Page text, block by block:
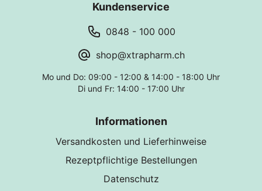
Kundenservice
0848 - 100 000
shop@xtrapharm.ch
Mo und Do: 09:00 - 12:00 & 14:00 - 18:00 Uhr
Di und Fr: 14:00 - 17:00 Uhr
Informationen
Versandkosten und Lieferhinweise
Rezeptpflichtige Bestellungen
Datenschutz